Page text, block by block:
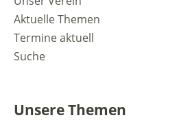
Aktuelle Themen
Termine aktuell
Suche
Unsere Themen